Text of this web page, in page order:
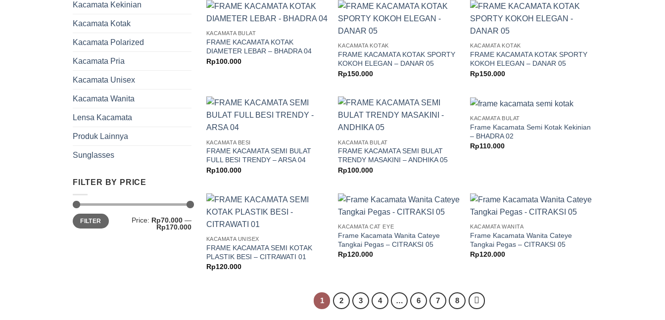
Kacamata Kekinian
Kacamata Kotak
Kacamata Polarized
Kacamata Pria
Kacamata Unisex
Kacamata Wanita
Lensa Kacamata
Produk Lainnya
Sunglasses
FILTER BY PRICE
Min
price
Max
priceFILTER Price: Rp70.000 —
Rp170.000
KACAMATA BULAT
FRAME KACAMATA KOTAK
DIAMETER LEBAR – BHADRA 04
Rp100.000
KACAMATA KOTAK
FRAME KACAMATA KOTAK SPORTY
KOKOH ELEGAN – DANAR 05
Rp150.000
KACAMATA KOTAK
FRAME KACAMATA KOTAK SPORTY
KOKOH ELEGAN – DANAR 05
Rp150.000
KACAMATA BESI
FRAME KACAMATA SEMI BULAT
FULL BESI TRENDY – ARSA 04
Rp100.000
KACAMATA BULAT
FRAME KACAMATA SEMI BULAT
TRENDY MASAKINI – ANDHIKA 05
Rp100.000
KACAMATA BULAT
Frame Kacamata Semi Kotak Kekinian
– BHADRA 02
Rp110.000
KACAMATA UNISEX
FRAME KACAMATA SEMI KOTAK
PLASTIK BESI – CITRAWATI 01
Rp120.000
KACAMATA CAT EYE
Frame Kacamata Wanita Cateye
Tangkai Pegas – CITRAKSI 05
Rp120.000
KACAMATA WANITA
Frame Kacamata Wanita Cateye
Tangkai Pegas – CITRAKSI 05
Rp120.000
1 2 3 4 … 6 7 8